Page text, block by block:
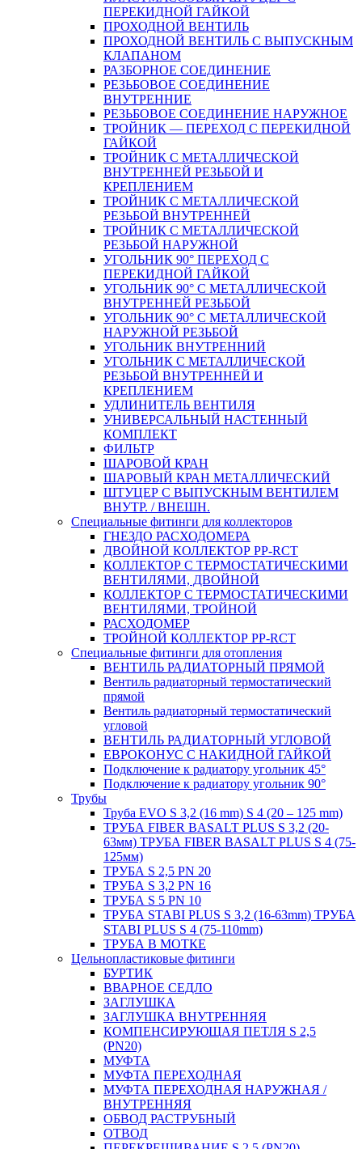
ПЕРЕКИДНОЙ ГАЙКОЙ
ПРОХОДНОЙ ВЕНТИЛЬ
ПРОХОДНОЙ ВЕНТИЛЬ С ВЫПУСКНЫМ
КЛАПАНОМ
РАЗБОРНОЕ СОЕДИНЕНИЕ
РЕЗЬБОВОЕ СОЕДИНЕНИЕ
ВНУТРЕННИЕ
РЕЗЬБОВОЕ СОЕДИНЕНИЕ НАРУЖНОЕ
ТРОЙНИК — ПЕРЕХОД С ПЕРЕКИДНОЙ
ГАЙКОЙ
ТРОЙНИК С МЕТАЛЛИЧЕСКОЙ
ВНУТРЕННЕЙ РЕЗЬБОЙ И
КРЕПЛЕНИЕМ
ТРОЙНИК С МЕТАЛЛИЧЕСКОЙ
РЕЗЬБОЙ ВНУТРЕННЕЙ
ТРОЙНИК С МЕТАЛЛИЧЕСКОЙ
РЕЗЬБОЙ НАРУЖНОЙ
УГОЛЬНИК 90° ПЕРЕХОД С
ПЕРЕКИДНОЙ ГАЙКОЙ
УГОЛЬНИК 90° С МЕТАЛЛИЧЕСКОЙ
ВНУТРЕННEЙ РЕЗЬБОЙ
УГОЛЬНИК 90° С МЕТАЛЛИЧЕСКОЙ
НАРУЖНОЙ РЕЗЬБОЙ
УГОЛЬНИК ВНУТРЕННИЙ
УГОЛЬНИК С МЕТАЛЛИЧЕСКОЙ
РЕЗЬБОЙ ВНУТРЕННЕЙ И
КРЕПЛЕНИЕМ
УДЛИНИТЕЛЬ ВЕНТИЛЯ
УНИВЕРСАЛЬНЫЙ НАСТЕННЫЙ
КОМПЛЕКТ
ФИЛЬТР
ШАРОВОЙ КРАН
ШАРОВЫЙ КРАН МЕТАЛЛИЧЕСКИЙ
ШТУЦЕР С ВЫПУСКНЫМ ВЕНТИЛЕМ
ВНУТР. / ВНЕШН.
Специальные фитинги для коллекторов
ГНЕЗДО РАСХОДОМЕРА
ДВОЙНОЙ КОЛЛЕКТОР PP-RCT
КОЛЛЕКТОР С ТЕРМОСТАТИЧЕСКИМИ
ВЕНТИЛЯМИ, ДВОЙНОЙ
КОЛЛЕКТОР С ТЕРМОСТАТИЧЕСКИМИ
ВЕНТИЛЯМИ, ТРОЙНОЙ
РАСХОДОМЕР
ТРОЙНОЙ КОЛЛЕКТОР PP-RCT
Специальные фитинги для отопления
ВЕНТИЛЬ РАДИАТОРНЫЙ ПРЯМОЙ
Вентиль радиаторный термостатический
прямой
Вентиль радиаторный термостатический
угловой
ВЕНТИЛЬ РАДИАТОРНЫЙ УГЛОВОЙ
ЕВРОКОНУС С НАКИДНОЙ ГАЙКОЙ
Подключение к радиатору угольник 45°
Подключение к радиатору угольник 90°
Трубы
Труба EVO S 3,2 (16 mm) S 4 (20 – 125 mm)
ТРУБА FIBER BASALT PLUS S 3,2 (20-
63мм) ТРУБА FIBER BASALT PLUS S 4 (75-
125мм)
ТРУБА S 2,5 PN 20
ТРУБА S 3,2 PN 16
ТРУБА S 5 PN 10
ТРУБА STABI PLUS S 3,2 (16-63mm) ТРУБА
STABI PLUS S 4 (75-110mm)
ТРУБА В МОТКЕ
Цельнопластиковые фитинги
БУРТИК
ВВАРНОЕ СЕДЛО
ЗАГЛУШКА
ЗАГЛУШКА ВНУТРЕННЯЯ
КОМПЕНСИРУЮЩАЯ ПЕТЛЯ S 2,5
(PN20)
МУФТА
МУФТА ПЕРЕХОДНАЯ
МУФТА ПЕРЕХОДНАЯ НАРУЖНАЯ /
ВНУТРЕННЯЯ
ОБВОД РАСТРУБНЫЙ
ОТВОД